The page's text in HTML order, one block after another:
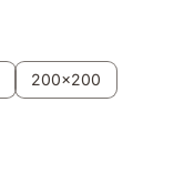
200x200